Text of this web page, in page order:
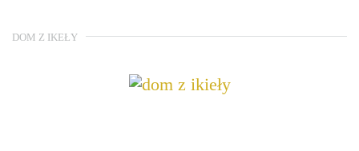
DOM Z IKEŁY